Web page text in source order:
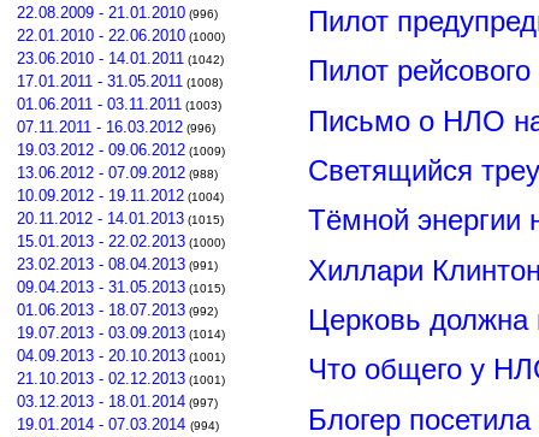
22.08.2009 - 21.01.2010 (996)
22.01.2010 - 22.06.2010 (1000)
23.06.2010 - 14.01.2011 (1042)
17.01.2011 - 31.05.2011 (1008)
01.06.2011 - 03.11.2011 (1003)
07.11.2011 - 16.03.2012 (996)
19.03.2012 - 09.06.2012 (1009)
13.06.2012 - 07.09.2012 (988)
10.09.2012 - 19.11.2012 (1004)
20.11.2012 - 14.01.2013 (1015)
15.01.2013 - 22.02.2013 (1000)
23.02.2013 - 08.04.2013 (991)
09.04.2013 - 31.05.2013 (1015)
01.06.2013 - 18.07.2013 (992)
19.07.2013 - 03.09.2013 (1014)
04.09.2013 - 20.10.2013 (1001)
21.10.2013 - 02.12.2013 (1001)
03.12.2013 - 18.01.2014 (997)
19.01.2014 - 07.03.2014 (994)
Пилот
Пилот
Письмо о НЛО
Светящийся
Тёмной энергии
Хиллари
Церковь должна
Что общего у
Блогер